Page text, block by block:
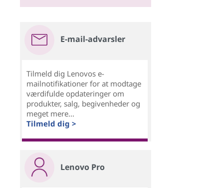
E-mail-advarsler
Tilmeld dig Lenovos e-
mailnotifikationer for at modtage
værdifulde opdateringer om
produkter, salg, begivenheder og
meget mere...
Tilmeld dig >
Lenovo Pro